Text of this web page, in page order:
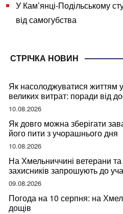
У Кам’янці-Подільському
від самогубства
СТРІЧКА НОВИН
Як насолоджуватися життям
великих витрат: поради від
10.08.2026
Як довго можна зберігати
його пити з учорашнього дня
10.08.2026
На Хмельниччині ветерани
захисників запрошують до
змаганнях
09.08.2026
Погода на 10 серпня: на
дощів